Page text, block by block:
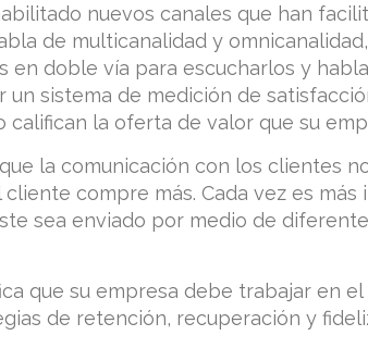
nuevos canales que han
de multicanalidad y
en doble vía para escucharlos y
un sistema de medición de
califican la oferta de valor que su
la comunicación con los clientes
cliente compre más. Cada vez es
sea enviado por medio de
que su empresa debe trabajar en
de retención, recuperación y